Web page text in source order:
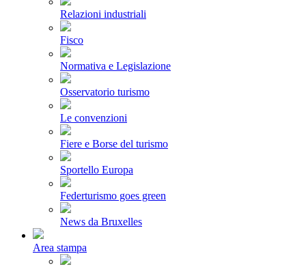
Relazioni industriali
Fisco
Normativa e Legislazione
Osservatorio turismo
Le convenzioni
Fiere e Borse del turismo
Sportello Europa
Federturismo goes green
News da Bruxelles
Area stampa